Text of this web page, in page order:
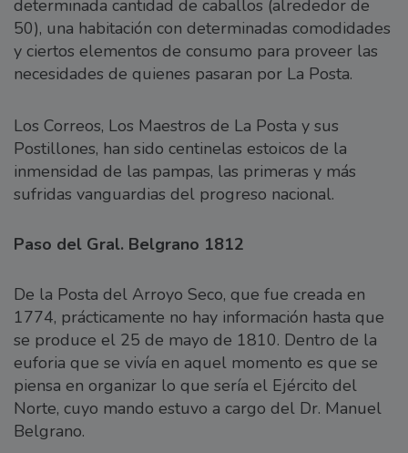
determinada cantidad de caballos (alrededor de
50), una habitación con determinadas comodidades
y ciertos elementos de consumo para proveer las
necesidades de quienes pasaran por La Posta.
Los Correos, Los Maestros de La Posta y sus
Postillones, han sido centinelas estoicos de la
inmensidad de las pampas, las primeras y más
sufridas vanguardias del progreso nacional.
Paso del Gral. Belgrano 1812
De la Posta del Arroyo Seco, que fue creada en
1774, prácticamente no hay información hasta que
se produce el 25 de mayo de 1810. Dentro de la
euforia que se vivía en aquel momento es que se
piensa en organizar lo que sería el Ejército del
Norte, cuyo mando estuvo a cargo del Dr. Manuel
Belgrano.